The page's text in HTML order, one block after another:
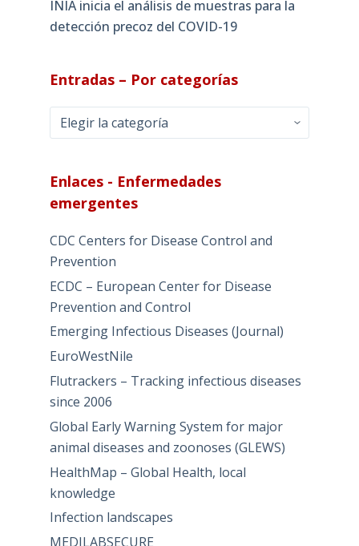
INIA inicia el análisis de muestras para la
detección precoz del COVID-19
Entradas – Por categorías
Entradas
–
categorías
Enlaces - Enfermedades
emergentes
CDC Centers for Disease Control and
Prevention
ECDC – European Center for Disease
Prevention and Control
Emerging Infectious Diseases (Journal)
EuroWestNile
Flutrackers – Tracking infectious diseases
since 2006
Global Early Warning System for major
animal diseases and zoonoses (GLEWS)
HealthMap – Global Health, local
knowledge
Infection landscapes
MEDILABSECURE